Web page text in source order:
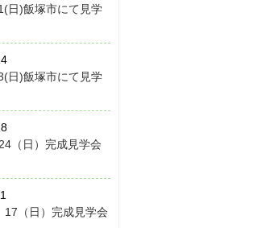
日)飯塚市にて見学
日)飯塚市にて見学
（日）完成見学会
17（日）完成見学会